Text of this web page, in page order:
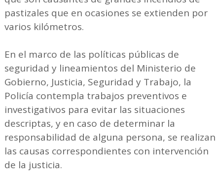
pastizales que en ocasiones se extienden por
varios kilómetros.
En el marco de las políticas públicas de
seguridad y lineamientos del Ministerio de
Gobierno, Justicia, Seguridad y Trabajo, la
Policía contempla trabajos preventivos e
investigativos para evitar las situaciones
descriptas, y en caso de determinar la
responsabilidad de alguna persona, se realizan
las causas correspondientes con intervención
de la justicia.